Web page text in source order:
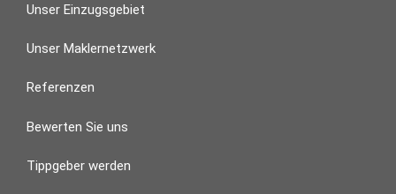
Unser Einzugsgebiet
Unser Maklernetzwerk
Referenzen
Bewerten Sie uns
Tippgeber werden